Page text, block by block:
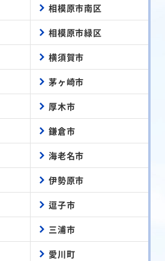
相模原市南区
相模原市緑区
横須賀市
茅ヶ崎市
厚木市
鎌倉市
海老名市
伊勢原市
逗子市
三浦市
愛川町